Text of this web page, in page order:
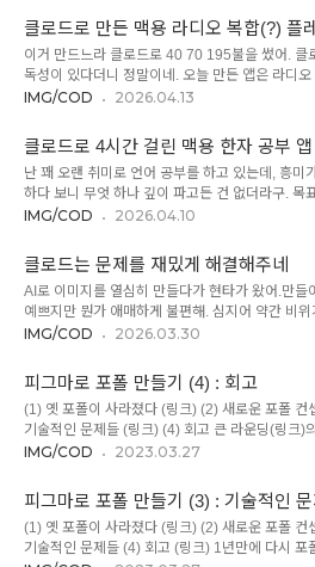
었어. 확실히 디자이너는 성가신 존재라고 생각해(
나..
데, 이번 주에는 GPT가 '우리 성적표가 더 좋네?'라
전을 발표했어.재작년에는 AI 업계의 뉴스가 연 단
됐었고, 작년까지만 해도 월 단위로 뉴스가 떴는
터는 거의 주단위로 뉴스가 발표되는 느낌이야. 그
청난 파괴력으로. AI를 공부하는 게 정말 의미있는
이지. ^^클로드 코드를 맛본 이후로, 요즘은 한 주
만드는..
클로드로 만든 맥용 라디오 복합(?) 플
RAPI
이거 만드느라 클로드로 40 70 195불을 썼어. 클
독성이 있다더니 정말이네. 오늘 만든 앱은 라디
역시 내 지식의 범위와 개인적인 필요에 의한 거야.
봤는데, 아무래도 내가 모르는 부분이 있다 보니 그
지시를 했고, 그만큼 클로드도 에러를 내더라구. 나
일정 정도의 소음이 필요해. 그리고 그게 약간의
고 있으면 좋아.하지만, 회사의 주변 사람들이 하
부분 업무 얘기니까 대충 흘려듣기 어려워서 집중
오북도 시도해 봤는데, 그건 완전 "이야기"라서, 내
다시 돌려 듣..
IMG/COD 2026.04.13
클로드로 4시간 걸린 맥용 한자 공부
난 꽤 오랜 취미로 언어 공부를 하고 있는데, 흥미
하다 보니 무엇 하나 깊이 파고든 건 없더라구. 목
지 않는 것 같아서 작년부터 JLPT니, DELF,
저 따보려고 올해 1월부터 한자를 공부중이야. 하
각 잡고 공부하는 게 어디 쉽나. 회사 일, 가족 일에
대충 하고 있지.그런데 오늘은 회사를 좀 일찍 마
어라? 갑자기 시간이 생겼네? ^^클로드를 켜서 "
익힐 수 있는 앱"을 만들어보자 하고 맥용 네이티브
의견 교환으로 MVP를 완료한 게 20분, 로컬로 만
IMG/COD 2026.04.10
클로드는 문제를 재밌게 해결해주네
AI로 이미지를 열심히 만들다가 현타가 왔어.만들
예쁘지만 뭔가 애매하게 불편해. 심지어 약간 비
낌이야. 이 AI 멀미는 생각보다 심각했고, 나는 이
미지를 보면 조금 해소가 되지 않을까 싶었거든. AI
라 덕에 좀 나았어. 하지만, 완전한 해결책은 아니
에서는 어쨌든 계속 써야 하는 도구잖아. 완전히
어서, 이것저것 공부하던 중에... 우리 회사에서 박
게 되었다는 뉴스를 들었어. (음. 귀찮은데)넓은 부
드도 없어서 논의가 꽤 피상적으로 흘러갔어. AI 이
던 내가,..
IMG/COD 2026.03.30
피그마로 포폴 만들기 (4) : 회고
(1) 옛 포폴이 사라졌다 (링크) (2) 새로운 포폴 컨
기술적인 문제들 (링크) (4) 회고 큰 라운딩(링크)
해. 한 화면에 여러 기능과 정보를 독립적으로 운용
이번에 많이 느꼈어. 비록 나는 정보(텍스트)와 이
정도로만 활용했지만, 좀 더 탐색하다 보면 더 많은
수 있을 것 같아. 이를테면 옛날 포폴에서는, 이처
이야기를 한 장에 담는 게 좀 애매했는데, 이 형태
IMG/COD 2023.03.27
피그마로 포폴 만들기 (3) : 기술적인
(1) 옛 포폴이 사라졌다 (링크) (2) 새로운 포폴 컨
기술적인 문제들 (4) 회고 (링크) 1년만에 다시 포